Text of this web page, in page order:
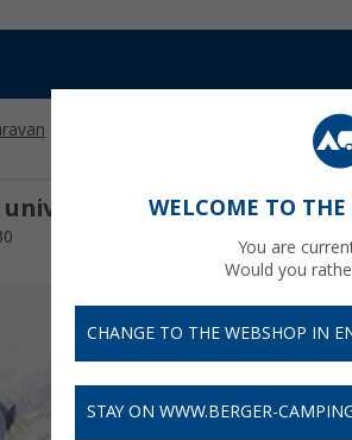
caravan Emuk
WELCOME TO THE
You are
Would you
CHANGE TO THE WEBSHOP IN
STAY ON WWW.BERGER-